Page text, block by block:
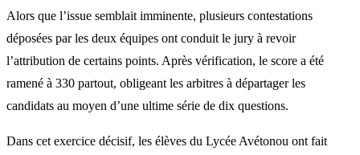
Alors que l’issue semblait imminente, plusieurs contestations
déposées par les deux équipes ont conduit le jury à revoir
l’attribution de certains points. Après vérification, le score a été
ramené à 330 partout, obligeant les arbitres à départager les
candidats au moyen d’une ultime série de dix questions.
Dans cet exercice décisif, les élèves du Lycée Avétonou ont fait